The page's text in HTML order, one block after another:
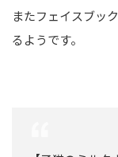
またフェイスブッ
るようです。